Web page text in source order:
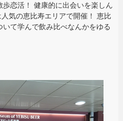
恋活！ 健康的に出会いを楽しん
気の恵比寿エリアで開催！ 恵比
て学んで飲み比べなんかをゆる